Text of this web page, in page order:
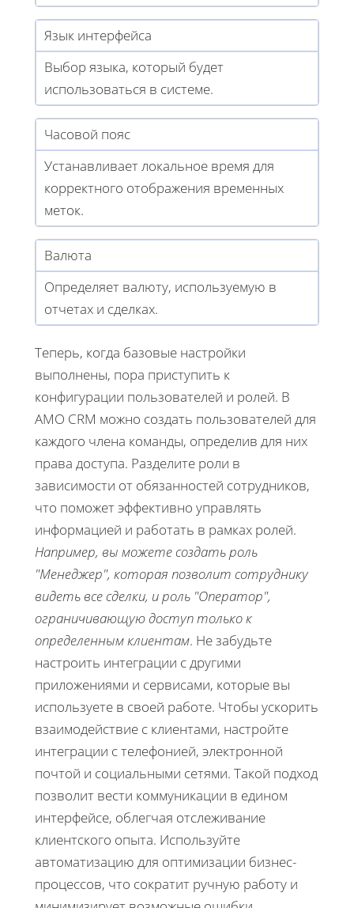
Язык интерфейса
Выбор языка, который будет
использоваться в системе.
Часовой пояс
Устанавливает локальное время для
корректного отображения временных
меток.
Валюта
Определяет валюту, используемую в
отчетах и сделках.
Теперь, когда базовые настройки
выполнены, пора приступить к
конфигурации пользователей и ролей. В
AMO CRM можно создать пользователей для
каждого члена команды, определив для них
права доступа. Разделите роли в
зависимости от обязанностей сотрудников,
что поможет эффективно управлять
информацией и работать в рамках ролей.
Например, вы можете создать роль
"Менеджер", которая позволит сотруднику
видеть все сделки, и роль "Оператор",
ограничивающую доступ только к
определенным клиентам. Не забудьте
настроить интеграции с другими
приложениями и сервисами, которые вы
используете в своей работе. Чтобы ускорить
взаимодействие с клиентами, настройте
интеграции с телефонией, электронной
почтой и социальными сетями. Такой подход
позволит вести коммуникации в едином
интерфейсе, облегчая отслеживание
клиентского опыта. Используйте
автоматизацию для оптимизации бизнес-
процессов, что сократит ручную работу и